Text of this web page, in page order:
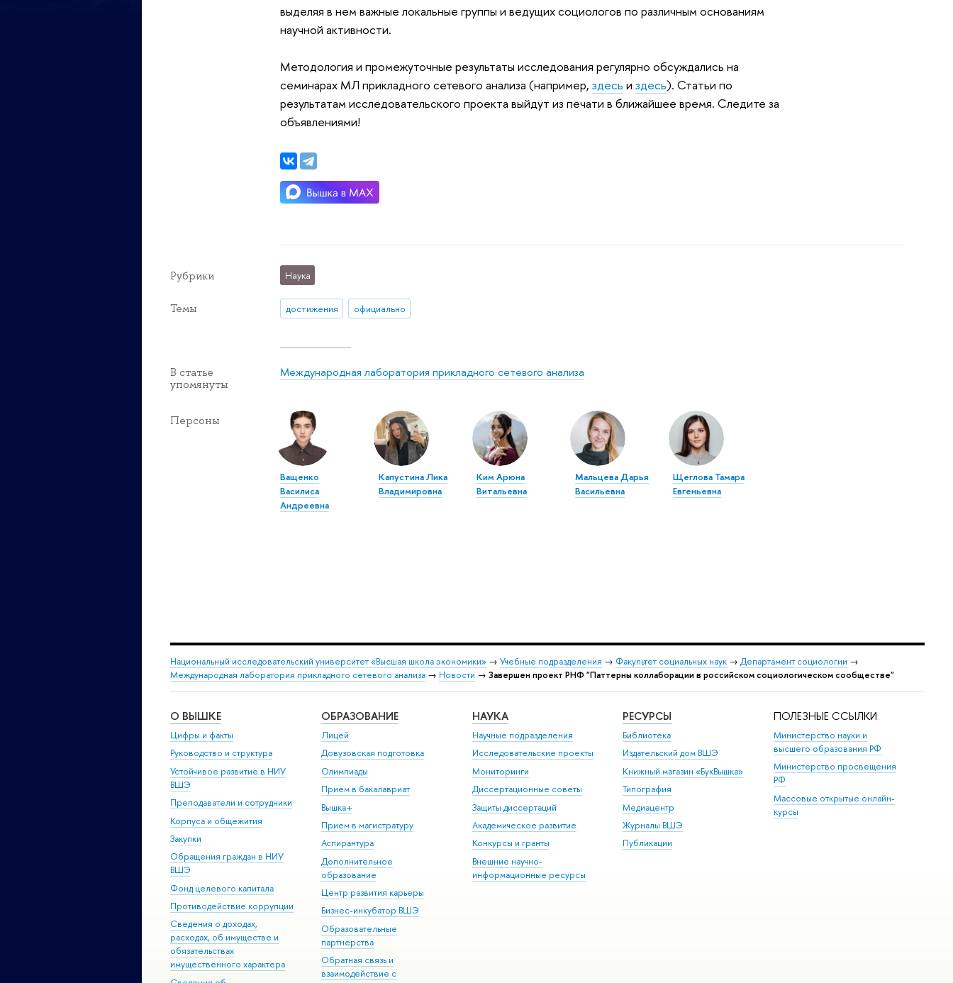
выделяя в нем важные локальные группы и ведущих социологов по различным основаниям
научной активности.
Методология и промежуточные результаты исследования регулярно обсуждались на
семинарах МЛ прикладного сетевого анализа (например,здесь издесь). Статьи по
результатам исследовательского проекта выйдут из печати в ближайшее время. Следите за
объявлениями!
Рубрики Наука
Темы достижения официально
В статье
упомянуты
Международная лаборатория прикладного сетевого анализа
Персоны
Ващенко
Василиса
Андреевна
Капустина Лика
Владимировна
Ким Арюна
Витальевна
Мальцева Дарья
Васильевна
Щеглова Тамара
Евгеньевна
Национальный исследовательский университет «Высшая школа экономики» → Учебные подразделения → Факультет социальных наук → Департамент социологии →
Международная лаборатория прикладного сетевого анализа → Новости → Завершен проект РНФ "Паттерны коллаборации в российском социологическом сообществе"
О ВЫШКЕ
Цифры и факты
Руководство и структура
Устойчивое развитие в НИУ
ВШЭ
Преподаватели и сотрудники
Корпуса и общежития
Закупки
Обращения граждан в НИУ
ВШЭ
Фонд целевого капитала
Противодействие коррупции
Сведения о доходах,
расходах, об имуществе и
обязательствах
имущественного характера
ОБРАЗОВАНИЕ
Лицей
Довузовская подготовка
Олимпиады
Прием в бакалавриат
Вышка+
Прием в магистратуру
Аспирантура
Дополнительное
образование
Центр развития карьеры
Бизнес-инкубатор ВШЭ
Образовательные
партнерства
Обратная связь и
взаимодействие с
НАУКА
Научные подразделения
Исследовательские проекты
Мониторинги
Диссертационные советы
Защиты диссертаций
Академическое развитие
Конкурсы и гранты
Внешние научно-
информационные ресурсы
РЕСУРСЫ
Библиотека
Издательский дом ВШЭ
Книжный магазин «БукВышка»
Типография
Медиацентр
Журналы ВШЭ
Публикации
ПОЛЕЗНЫЕ ССЫЛКИ
Министерство науки и
высшего образования РФ
Министерство просвещения
РФ
Массовые открытые онлайн-
курсы